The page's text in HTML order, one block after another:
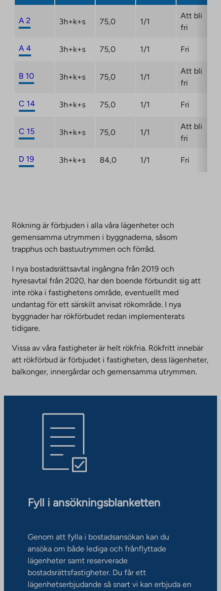
A 2 3h+k+s 75,0 1/1
Att bli
fri
A 4 3h+k+s 75,0 1/1 Fri
B 10 3h+k+s 75,0 1/1
Att bli
fri
C 14 3h+k+s 75,0 1/1 Fri
C 15 3h+k+s 75,0 1/1
Att bli
fri
D 19 3h+k+s 84,0 1/1 Fri
Rökning är förbjuden i alla våra lägenheter och
gemensamma utrymmen i byggnaderna, såsom
trapphus och bastuutrymmen och förråd.
I nya bostadsrättsavtal ingångna från 2019 och
hyresavtal från 2020, har den boende förbundit sig att
inte röka i fastighetens område, eventuellt med
undantag för ett särskilt anvisat rökområde. I nya
byggnader har rökförbudet redan implementerats
tidigare.
Vissa av våra fastigheter är helt rökfria. Rökfritt innebär
att rökförbud är förbjudet i fastigheten, dess lägenheter,
balkonger, innergårdar och gemensamma utrymmen.
Fyll i ansökningsblanketten
Genom att fylla i bostadsansökan kan du
ansöka om både lediga och frånflyttade
lägenheter samt reserverade
bostadsrättsfastigheter. Du får ett
lägenhetserbjudande så snart vi kan erbjuda en